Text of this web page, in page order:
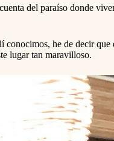
del paraíso donde
he de decir
lugar tan maravilloso.